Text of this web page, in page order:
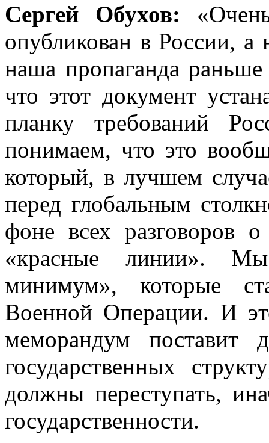
Сергей Обухов:
опубликован в России, а
наша пропаганда
что этот документ
планку требований
понимаем, что это
который, в лучшем
перед глобальным
фоне всех разговоров
«красные линии».
минимум», которые
Военной Операции. И
меморандум поставит
государственных
должны переступать,
государственности.